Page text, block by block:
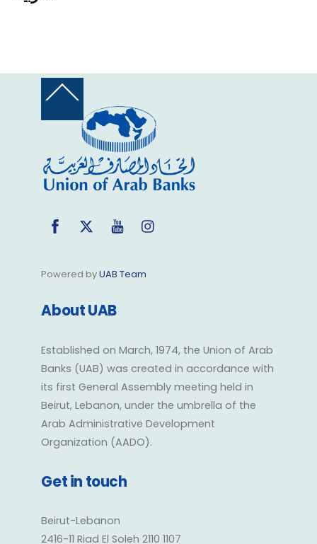
Back
Top
Facebook
Twitter YouTube
Powered byUAB Team
About UAB
Established on March, 1974, the Union of Arab
Banks (UAB) was created in accordance with
its first General Assembly meeting held in
Beirut, Lebanon, under the umbrella of the
Arab Administrative Development
Organization (AADO).
Get in touch
Beirut-Lebanon
2416-11 Riad El Soleh 2110 1107